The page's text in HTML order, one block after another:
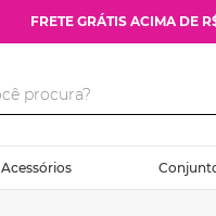
FRETE GRÁTIS ACIMA DE
Acessórios